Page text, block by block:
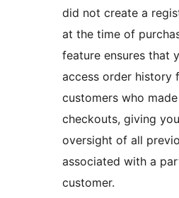
did not create a
at the time of
feature ensures that
access order history
customers who
checkouts, giving
oversight of all
associated with a
customer.